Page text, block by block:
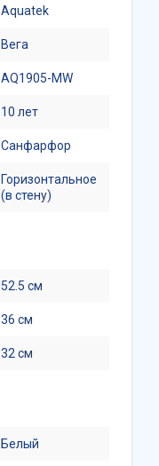
Aquatek
Вега
AQ1905-MW
10 лет
Санфарфор
Горизонтальное
(в стену)
52.5 см
36 см
32 см
Белый